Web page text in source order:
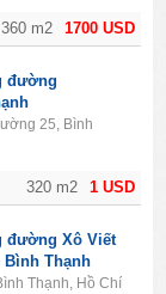
1700 USD
360 m2
1 USD
320 m2
đường
25, Bình
đường Xô Viết
Bình Thạnh
Thạnh, Hồ Chí